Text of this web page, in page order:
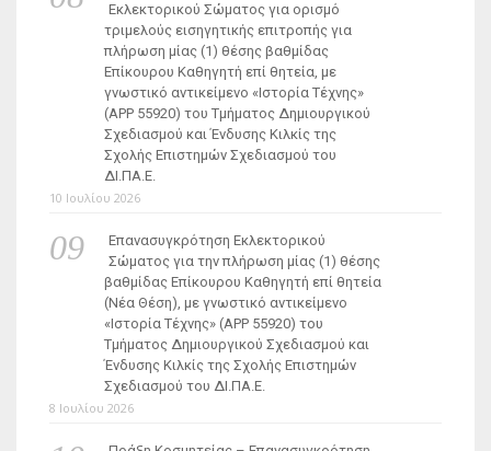
Εκλεκτορικού Σώματος για ορισμό
τριμελούς εισηγητικής επιτροπής για
πλήρωση μίας (1) θέσης βαθμίδας
Επίκουρου Καθηγητή επί θητεία, με
γνωστικό αντικείμενο «Ιστορία Τέχνης»
(ΑΡΡ 55920) του Τμήματος Δημιουργικού
Σχεδιασμού και Ένδυσης Κιλκίς της
Σχολής Επιστημών Σχεδιασμού του
ΔΙ.ΠΑ.Ε.
10 Ιουλίου 2026
Επανασυγκρότηση Εκλεκτορικού
Σώματος για την πλήρωση μίας (1) θέσης
βαθμίδας Επίκουρου Καθηγητή επί θητεία
(Νέα Θέση), με γνωστικό αντικείμενο
«Ιστορία Τέχνης» (ΑΡΡ 55920) του
Τμήματος Δημιουργικού Σχεδιασμού και
Ένδυσης Κιλκίς της Σχολής Επιστημών
Σχεδιασμού του ΔΙ.ΠΑ.Ε.
8 Ιουλίου 2026